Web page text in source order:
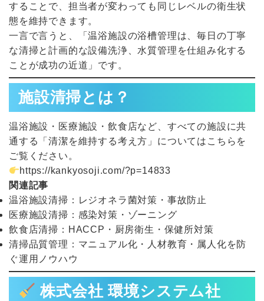
することで、担当者が変わっても同じレベルの衛生状
態を維持できます。
一言で言うと、「温浴施設の浴槽管理は、毎日の丁寧
な清掃と計画的な設備洗浄、水質管理を仕組み化する
ことが成功の近道」です。
施設清掃とは？
温浴施設・医療施設・飲食店など、すべての施設に共
通する「清潔を維持する考え方」についてはこちらを
ご覧ください。
https://kankyosoji.com/?p=14833
関連記事
温浴施設清掃：レジオネラ菌対策・事故防止
医療施設清掃：感染対策・ゾーニング
飲食店清掃：HACCP・厨房衛生・保健所対策
清掃品質管理：マニュアル化・人材教育・属人化を防
ぐ運用ノウハウ
株式会社 環境システム社